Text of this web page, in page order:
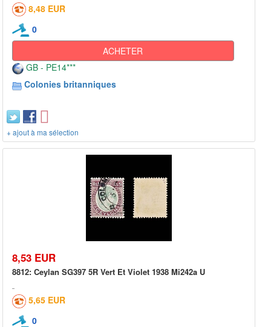
8,48 EUR
0
ACHETER
GB - PE14***
Colonies britanniques
+ ajout à ma sélection
8,53 EUR
8812: Ceylan SG397 5R Vert Et Violet 1938 Mi242a U
5,65 EUR
0